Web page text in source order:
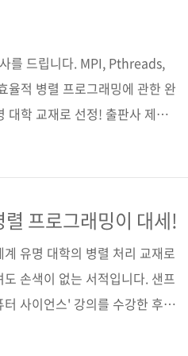
해 이제 막 눈뜨기 시작한 초
를 드립니다. MPI, Pthreads,
적 병렬 프로그래밍에 관한 완
대학 교재로 선정! 출판사 제이
to Parallel
15-9 (93000)키워드
프로그래밍이 대세!
유명 대학의 병렬 처리 교재로
손색이 없는 서적입니다. 샌프
사이언스' 강의를 수강한 후
다. 가능한 일찍 병렬 프로그